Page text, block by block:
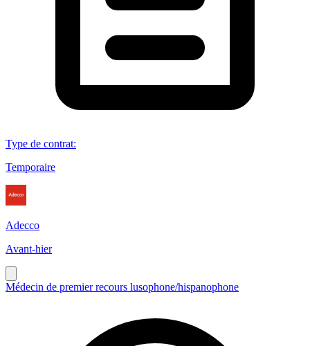
Type de contrat:
Temporaire
Adecco
Avant-hier
Médecin de premier recours lusophone/hispanophone